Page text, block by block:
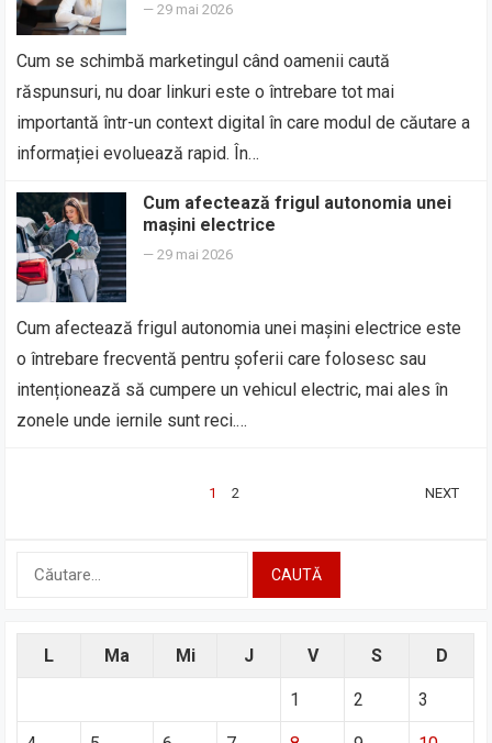
—29 mai 2026
Cum se schimbă marketingul când oamenii caută
răspunsuri, nu doar linkuri este o întrebare tot mai
importantă într-un context digital în care modul de căutare a
informației evoluează rapid. În…
Cum afectează frigul autonomia unei
mașini electrice
—29 mai 2026
Cum afectează frigul autonomia unei mașini electrice este
o întrebare frecventă pentru șoferii care folosesc sau
intenționează să cumpere un vehicul electric, mai ales în
zonele unde iernile sunt reci.…
1 2 NEXT
Caută
L Ma Mi J V S D
1 2 3